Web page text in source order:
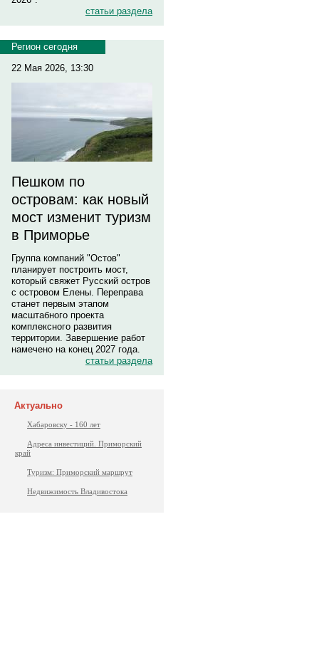
статьи раздела
Регион сегодня
22 Мая 2026, 13:30
Пешком по
островам: как новый
мост изменит туризм
в Приморье
Группа компаний "Остов"
планирует построить мост,
который свяжет Русский остров
с островом Елены. Переправа
станет первым этапом
масштабного проекта
комплексного развития
территории. Завершение работ
намечено на конец 2027 года.
статьи раздела
Актуально
Хабаровску - 160 лет
Адреса инвестиций. Приморский
край
Туризм: Приморский маршрут
Недвижимость Владивостока